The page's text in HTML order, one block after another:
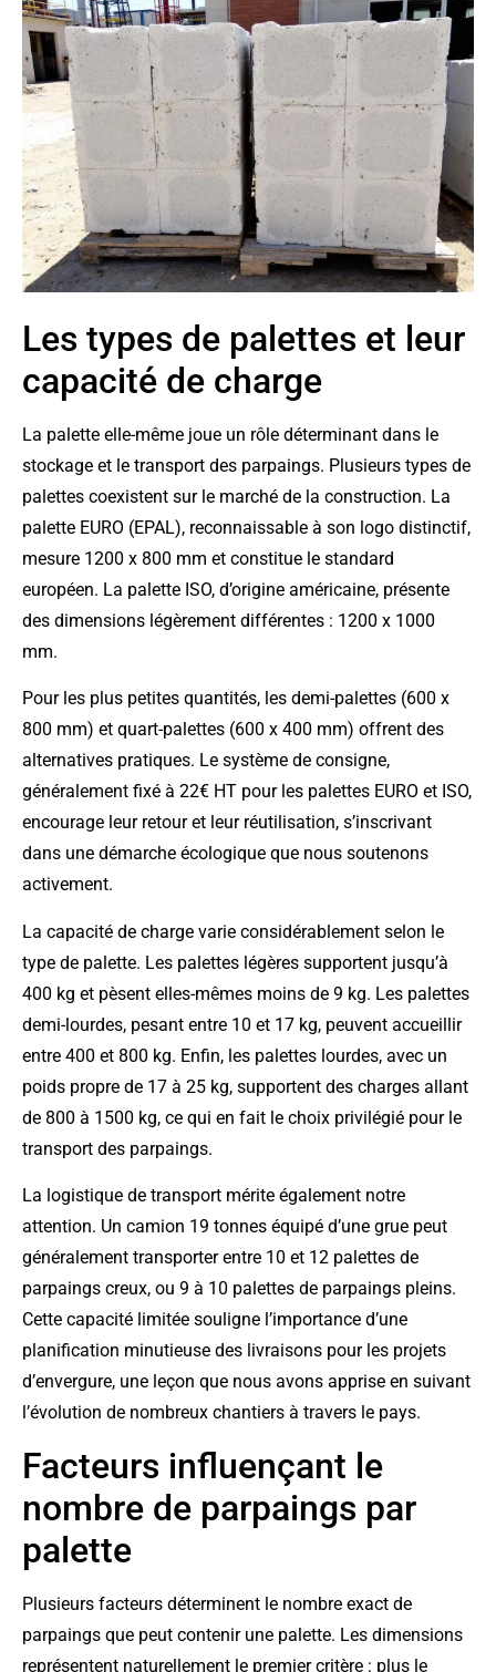
Les types de palettes et leur
capacité de charge
La palette elle-même joue un rôle déterminant dans le
stockage et le transport des parpaings. Plusieurs types de
palettes coexistent sur le marché de la construction. La
palette EURO (EPAL), reconnaissable à son logo distinctif,
mesure 1200 x 800 mm et constitue le standard
européen. La palette ISO, d’origine américaine, présente
des dimensions légèrement différentes : 1200 x 1000
mm.
Pour les plus petites quantités, les demi-palettes (600 x
800 mm) et quart-palettes (600 x 400 mm) offrent des
alternatives pratiques. Le système de consigne,
généralement fixé à 22€ HT pour les palettes EURO et ISO,
encourage leur retour et leur réutilisation, s’inscrivant
dans une démarche écologique que nous soutenons
activement.
La capacité de charge varie considérablement selon le
type de palette. Les palettes légères supportent jusqu’à
400 kg et pèsent elles-mêmes moins de 9 kg. Les palettes
demi-lourdes, pesant entre 10 et 17 kg, peuvent accueillir
entre 400 et 800 kg. Enfin, les palettes lourdes, avec un
poids propre de 17 à 25 kg, supportent des charges allant
de 800 à 1500 kg, ce qui en fait le choix privilégié pour le
transport des parpaings.
La logistique de transport mérite également notre
attention. Un camion 19 tonnes équipé d’une grue peut
généralement transporter entre 10 et 12 palettes de
parpaings creux, ou 9 à 10 palettes de parpaings pleins.
Cette capacité limitée souligne l’importance d’une
planification minutieuse des livraisons pour les projets
d’envergure, une leçon que nous avons apprise en suivant
l’évolution de nombreux chantiers à travers le pays.
Facteurs influençant le
nombre de parpaings par
palette
Plusieurs facteurs déterminent le nombre exact de
parpaings que peut contenir une palette. Les dimensions
représentent naturellement le premier critère : plus le